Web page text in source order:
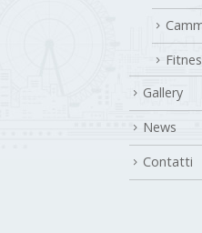
Gallery
News
Contatti